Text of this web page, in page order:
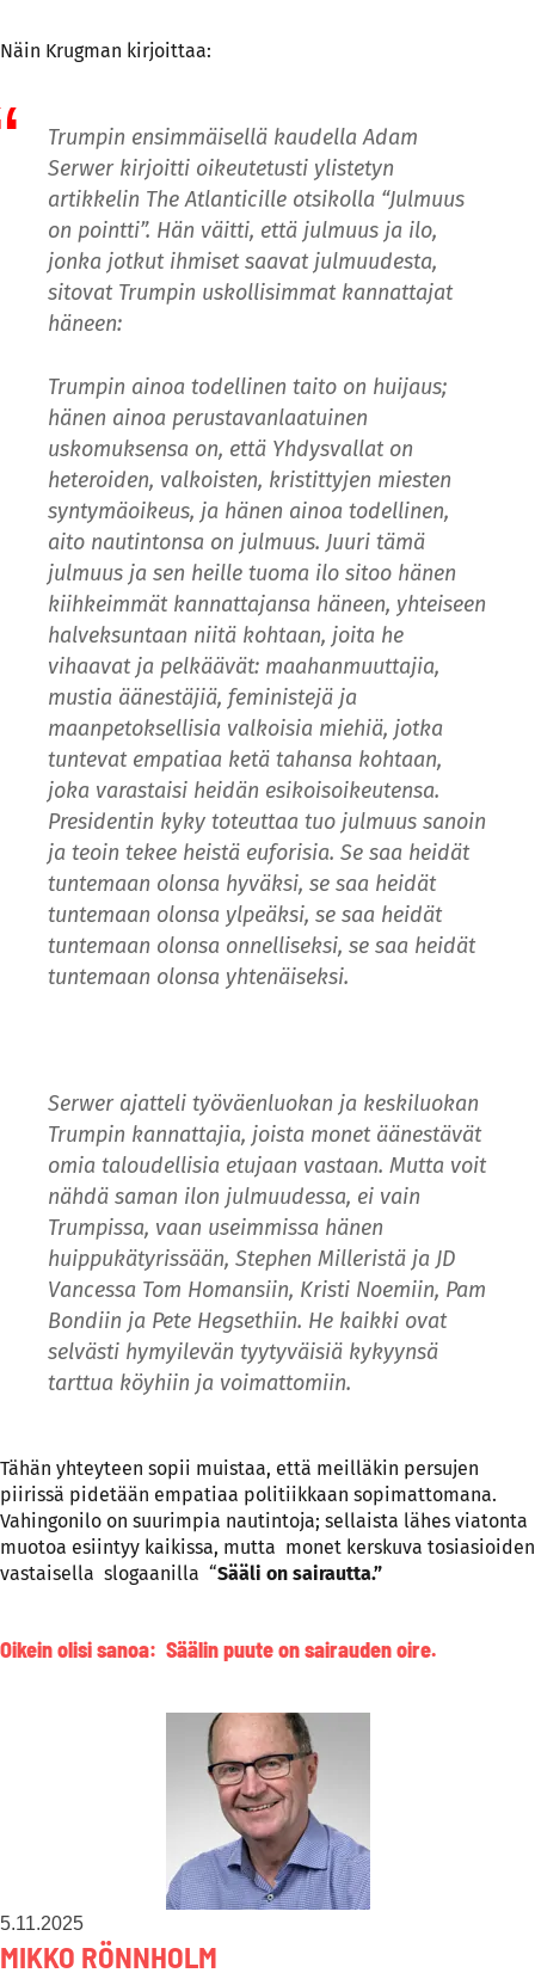
Näin Krugman kirjoittaa:
Trumpin ensimmäisellä kaudella Adam
Serwer kirjoitti oikeutetusti ylistetyn
artikkelin The Atlanticille otsikolla “Julmuus
on pointti”. Hän väitti, että julmuus ja ilo,
jonka jotkut ihmiset saavat julmuudesta,
sitovat Trumpin uskollisimmat kannattajat
häneen:
Trumpin ainoa todellinen taito on huijaus;
hänen ainoa perustavanlaatuinen
uskomuksensa on, että Yhdysvallat on
heteroiden, valkoisten, kristittyjen miesten
syntymäoikeus, ja hänen ainoa todellinen,
aito nautintonsa on julmuus. Juuri tämä
julmuus ja sen heille tuoma ilo sitoo hänen
kiihkeimmät kannattajansa häneen, yhteiseen
halveksuntaan niitä kohtaan, joita he
vihaavat ja pelkäävät: maahanmuuttajia,
mustia äänestäjiä, feministejä ja
maanpetoksellisia valkoisia miehiä, jotka
tuntevat empatiaa ketä tahansa kohtaan,
joka varastaisi heidän esikoisoikeutensa.
Presidentin kyky toteuttaa tuo julmuus sanoin
ja teoin tekee heistä euforisia. Se saa heidät
tuntemaan olonsa hyväksi, se saa heidät
tuntemaan olonsa ylpeäksi, se saa heidät
tuntemaan olonsa onnelliseksi, se saa heidät
tuntemaan olonsa yhtenäiseksi.
Serwer ajatteli työväenluokan ja keskiluokan
Trumpin kannattajia, joista monet äänestävät
omia taloudellisia etujaan vastaan. Mutta voit
nähdä saman ilon julmuudessa, ei vain
Trumpissa, vaan useimmissa hänen
huippukätyrissään, Stephen Milleristä ja JD
Vancessa Tom Homansiin, Kristi Noemiin, Pam
Bondiin ja Pete Hegsethiin. He kaikki ovat
selvästi hymyilevän tyytyväisiä kykyynsä
tarttua köyhiin ja voimattomiin.
Tähän yhteyteen sopii muistaa, että meilläkin persujen
piirissä pidetään empatiaa politiikkaan sopimattomana.
Vahingonilo on suurimpia nautintoja; sellaista lähes viatonta
muotoa esiintyy kaikissa, mutta monet kerskuva tosiasioiden
vastaisella slogaanilla “Sääli on sairautta.”
Oikein olisi sanoa: Säälin puute on sairauden oire.
5.11.2025
MIKKO RÖNNHOLM